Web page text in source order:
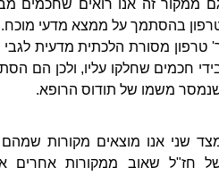
ממקור זה אנו רואים שחכמים
בהסתמך על ממצא מדעי מוכח.
טרפון מסורת הלכתית מדעית
חכמים שחלקו עליו, ולכן הם
משמו של תודוס הרופא.
שני אנו מוצאים מקורות
חז"ל שאוב ממקורות אחרים